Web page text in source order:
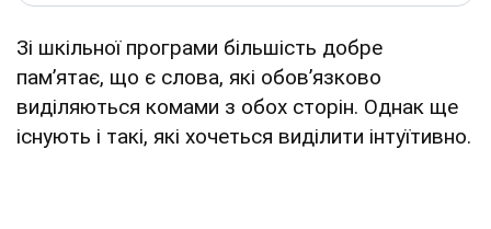
Зі шкільної програми більшість добре
пам’ятає, що є слова, які обов’язково
виділяються комами з обох сторін. Однак ще
існують і такі, які хочеться виділити інтуїтивно.